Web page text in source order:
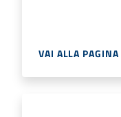
VAI ALLA PAGINA